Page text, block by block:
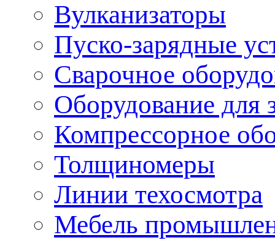
Вулканизаторы
Пуско-зарядные
Сварочное
Оборудование для
Компрессорное
Толщиномеры
Линии техосмотра
Мебель